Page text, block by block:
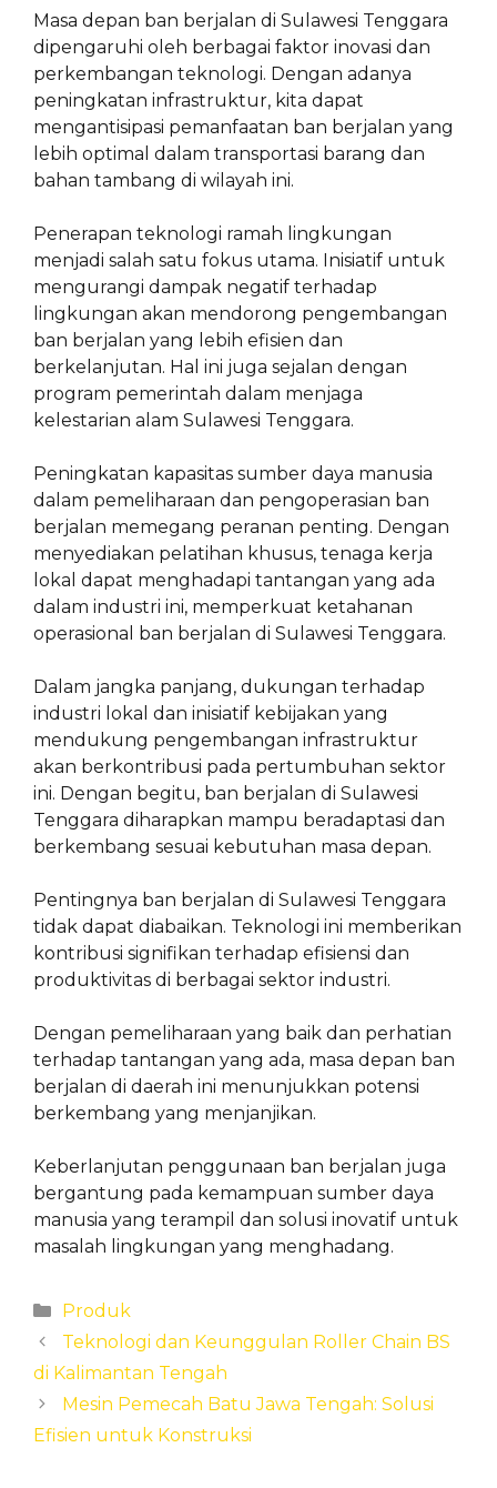
Masa depan ban berjalan di Sulawesi Tenggara
dipengaruhi oleh berbagai faktor inovasi dan
perkembangan teknologi. Dengan adanya
peningkatan infrastruktur, kita dapat
mengantisipasi pemanfaatan ban berjalan yang
lebih optimal dalam transportasi barang dan
bahan tambang di wilayah ini.
Penerapan teknologi ramah lingkungan
menjadi salah satu fokus utama. Inisiatif untuk
mengurangi dampak negatif terhadap
lingkungan akan mendorong pengembangan
ban berjalan yang lebih efisien dan
berkelanjutan. Hal ini juga sejalan dengan
program pemerintah dalam menjaga
kelestarian alam Sulawesi Tenggara.
Peningkatan kapasitas sumber daya manusia
dalam pemeliharaan dan pengoperasian ban
berjalan memegang peranan penting. Dengan
menyediakan pelatihan khusus, tenaga kerja
lokal dapat menghadapi tantangan yang ada
dalam industri ini, memperkuat ketahanan
operasional ban berjalan di Sulawesi Tenggara.
Dalam jangka panjang, dukungan terhadap
industri lokal dan inisiatif kebijakan yang
mendukung pengembangan infrastruktur
akan berkontribusi pada pertumbuhan sektor
ini. Dengan begitu, ban berjalan di Sulawesi
Tenggara diharapkan mampu beradaptasi dan
berkembang sesuai kebutuhan masa depan.
Pentingnya ban berjalan di Sulawesi Tenggara
tidak dapat diabaikan. Teknologi ini memberikan
kontribusi signifikan terhadap efisiensi dan
produktivitas di berbagai sektor industri.
Dengan pemeliharaan yang baik dan perhatian
terhadap tantangan yang ada, masa depan ban
berjalan di daerah ini menunjukkan potensi
berkembang yang menjanjikan.
Keberlanjutan penggunaan ban berjalan juga
bergantung pada kemampuan sumber daya
manusia yang terampil dan solusi inovatif untuk
masalah lingkungan yang menghadang.
Categories
Produk
Teknologi dan Keunggulan Roller Chain BS
di Kalimantan Tengah
Mesin Pemecah Batu Jawa Tengah: Solusi
Efisien untuk Konstruksi